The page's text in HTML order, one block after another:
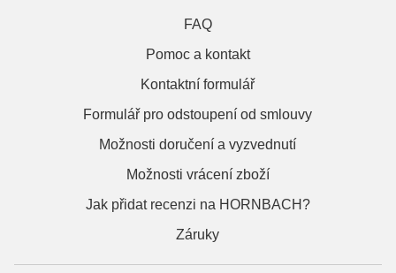
FAQ
Pomoc a kontakt
Kontaktní formulář
Formulář pro odstoupení od smlouvy
Možnosti doručení a vyzvednutí
Možnosti vrácení zboží
Jak přidat recenzi na HORNBACH?
Záruky